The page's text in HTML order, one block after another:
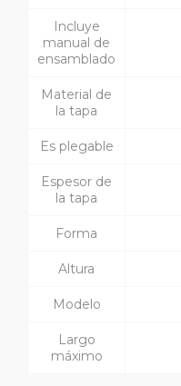
Incluye
manual de
ensamblado
Material de
la tapa
Es plegable
Espesor de
la tapa
Forma
Altura
Modelo
Largo
máximo